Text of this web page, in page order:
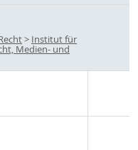
> Institut für
Medien- und